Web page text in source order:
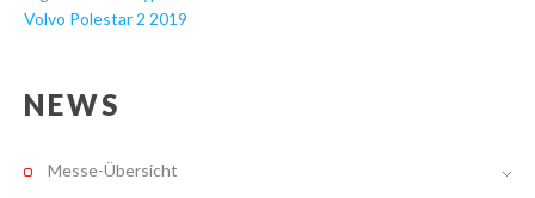
Volvo Polestar 2 2019
NEWS
Messe-Übersicht